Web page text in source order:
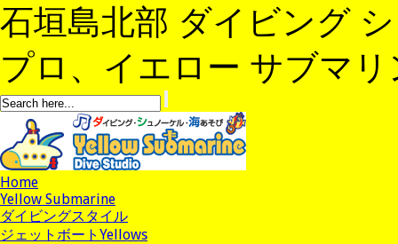
石垣島北部 ダイビング
プロ、イエロー サブマ
Home
Yellow Submarine
ダイビングスタイル
ジェットボートYellows